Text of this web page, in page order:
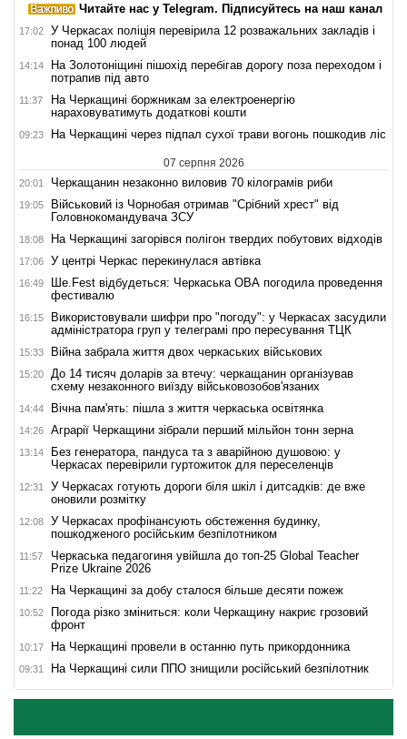
Читайте нас у Telegram. Підписуйтесь на наш канал
17:02
У Черкасах поліція перевірила 12 розважальних закладів і
понад 100 людей
14:14
На Золотоніщині пішохід перебігав дорогу поза переходом і
потрапив під авто
11:37
На Черкащині боржникам за електроенергію
нараховуватимуть додаткові кошти
09:23 На Черкащині через підпал сухої трави вогонь пошкодив ліс
07 серпня 2026
20:01 Черкащанин незаконно виловив 70 кілограмів риби
19:05
Військовий із Чорнобая отримав "Срібний хрест" від
Головнокомандувача ЗСУ
18:08 На Черкащині загорівся полігон твердих побутових відходів
17:06 У центрі Черкас перекинулася автівка
16:49
Ше.Fest відбудеться: Черкаська ОВА погодила проведення
фестивалю
16:15
Використовували шифри про "погоду": у Черкасах засудили
адміністратора груп у телеграмі про пересування ТЦК
15:33 Війна забрала життя двох черкаських військових
15:20
До 14 тисяч доларів за втечу: черкащанин організував
схему незаконного виїзду військовозобов'язаних
14:44 Вічна пам'ять: пішла з життя черкаська освітянка
14:26 Аграрії Черкащини зібрали перший мільйон тонн зерна
13:14
Без генератора, пандуса та з аварійною душовою: у
Черкасах перевірили гуртожиток для переселенців
12:31
У Черкасах готують дороги біля шкіл і дитсадків: де вже
оновили розмітку
12:08
У Черкасах профінансують обстеження будинку,
пошкодженого російським безпілотником
11:57
Черкаська педагогиня увійшла до топ-25 Global Teacher
Prize Ukraine 2026
11:22 На Черкащині за добу сталося більше десяти пожеж
10:52
Погода різко зміниться: коли Черкащину накриє грозовий
фронт
10:17 На Черкащині провели в останню путь прикордонника
09:31 На Черкащині сили ППО знищили російський безпілотник